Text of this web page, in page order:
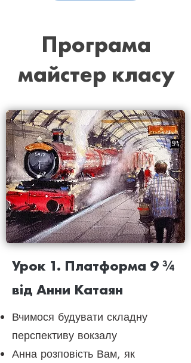
Програма
майстер класу
Урок 1. Платформа 9 ¾
від Анни Катаян
Вчимося будувати складну
перспективу вокзалу
Анна розповість Вам, як